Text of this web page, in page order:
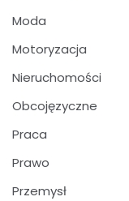
Moda
Motoryzacja
Nieruchomości
Obcojęzyczne
Praca
Prawo
Przemysł